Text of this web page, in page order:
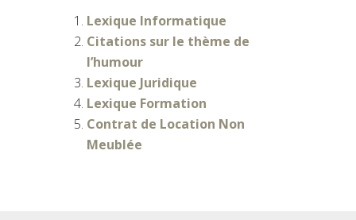
Lexique Informatique
Citations sur le thème de
l’humour
Lexique Juridique
Lexique Formation
Contrat de Location Non
Meublée